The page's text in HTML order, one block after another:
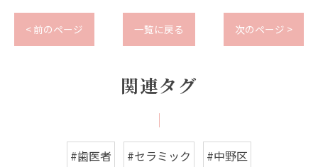
< 前のページ 一覧に戻る 次のページ >
関連タグ
#歯医者 #セラミック #中野区